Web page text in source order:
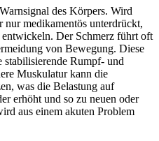
des Körpers. Wird
nur medikamentös unterdrückt,
Der Schmerz führt oft
von Bewegung. Diese
Rumpf- und
Muskulatur kann die
was die Belastung auf
erhöht und so zu neuen oder
aus einem akuten Problem